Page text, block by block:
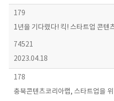
179
1년을 기다렸다! 킥! 스타트업 콘텐
74521
2023.04.18
178
충북콘텐츠코리아랩, 스타트업을